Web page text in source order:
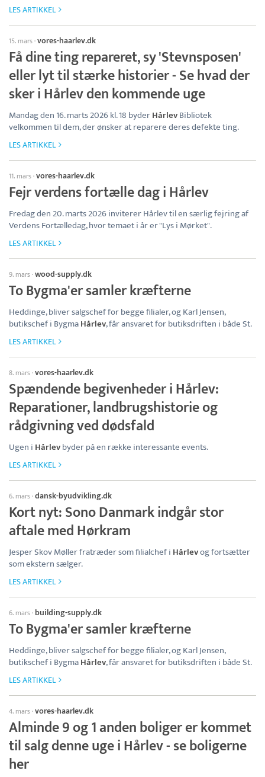
LES ARTIKKEL
15. mars·vores-haarlev.dk
Få dine ting repareret, sy 'Stevnsposen'
eller lyt til stærke historier - Se hvad der
sker i Hårlev den kommende uge
Mandag den 16. marts 2026 kl. 18 byderHårlevBibliotek
velkommen til dem, der ønsker at reparere deres defekte ting.
LES ARTIKKEL
11. mars·vores-haarlev.dk
Fejr verdens fortælle dag i Hårlev
Fredag den 20. marts 2026 inviterer Hårlev til en særlig fejring af
Verdens Fortælledag, hvor temaet i år er "Lys i Mørket".
LES ARTIKKEL
9. mars·wood-supply.dk
To Bygma'er samler kræfterne
Heddinge, bliver salgschef for begge filialer, og Karl Jensen,
butikschef i BygmaHårlev, får ansvaret for butiksdriften i både St.
LES ARTIKKEL
8. mars·vores-haarlev.dk
Spændende begivenheder i Hårlev:
Reparationer, landbrugshistorie og
rådgivning ved dødsfald
Ugen i Hårlevbyder på en række interessante events.
LES ARTIKKEL
6. mars·dansk-byudvikling.dk
Kort nyt: Sono Danmark indgår stor
aftale med Hørkram
Jesper Skov Møller fratræder som filialchef i Hårlevog fortsætter
som ekstern sælger.
LES ARTIKKEL
6. mars· building-supply.dk
To Bygma'er samler kræfterne
Heddinge, bliver salgschef for begge filialer, og Karl Jensen,
butikschef i BygmaHårlev, får ansvaret for butiksdriften i både St.
LES ARTIKKEL
4. mars·vores-haarlev.dk
Alminde 9 og 1 anden boliger er kommet
til salg denne uge i Hårlev - se boligerne
her